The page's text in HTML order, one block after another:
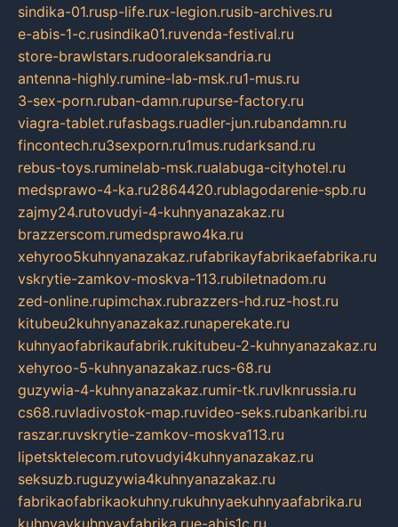
sindika-01.rusp-life.rux-legion.rusib-archives.ru
e-abis-1-c.rusindika01.ruvenda-festival.ru
store-brawlstars.rudooraleksandria.ru
antenna-highly.rumine-lab-msk.ru1-mus.ru
3-sex-porn.ruban-damn.rupurse-factory.ru
viagra-tablet.rufasbags.ruadler-jun.rubandamn.ru
fincontech.ru3sexporn.ru1mus.rudarksand.ru
rebus-toys.ruminelab-msk.rualabuga-cityhotel.ru
medsprawo-4-ka.ru2864420.rublagodarenie-spb.ru
zajmy24.rutovudyi-4-kuhnyanazakaz.ru
brazzerscom.rumedsprawo4ka.ru
xehyroo5kuhnyanazakaz.rufabrikayfabrikaefabrika.ru
vskrytie-zamkov-moskva-113.rubiletnadom.ru
zed-online.rupimchax.rubrazzers-hd.ruz-host.ru
kitubeu2kuhnyanazakaz.runaperekate.ru
kuhnyaofabrikaufabrik.rukitubeu-2-kuhnyanazakaz.ru
xehyroo-5-kuhnyanazakaz.rucs-68.ru
guzywia-4-kuhnyanazakaz.rumir-tk.ruvlknrussia.ru
cs68.ruvladivostok-map.ruvideo-seks.rubankaribi.ru
raszar.ruvskrytie-zamkov-moskva113.ru
lipetsktelecom.rutovudyi4kuhnyanazakaz.ru
seksuzb.ruguzywia4kuhnyanazakaz.ru
fabrikaofabrikaokuhny.rukuhnyaekuhnyaafabrika.ru